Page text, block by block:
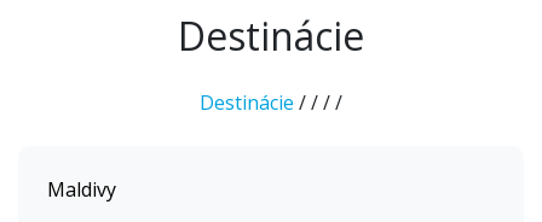
Destinácie
Destinácie ////
Maldivy